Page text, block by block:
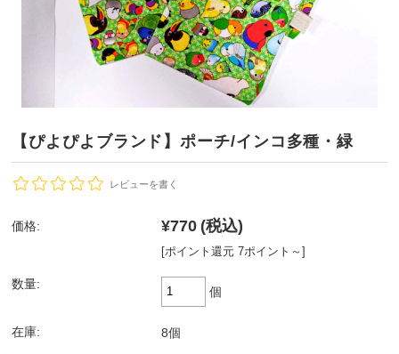
【ぴよぴよブランド】ポーチ/インコ多種・緑
レビューを書く
価格: ¥770 (税込)
[ポイント還元 7ポイント～]
数量:
個
在庫: 8個